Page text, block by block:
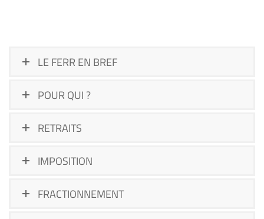
LE FERR EN BREF
POUR QUI ?
RETRAITS
IMPOSITION
FRACTIONNEMENT